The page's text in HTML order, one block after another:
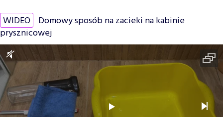
WIDEO Domowy sposób na zacieki na kabinie
prysznicowej